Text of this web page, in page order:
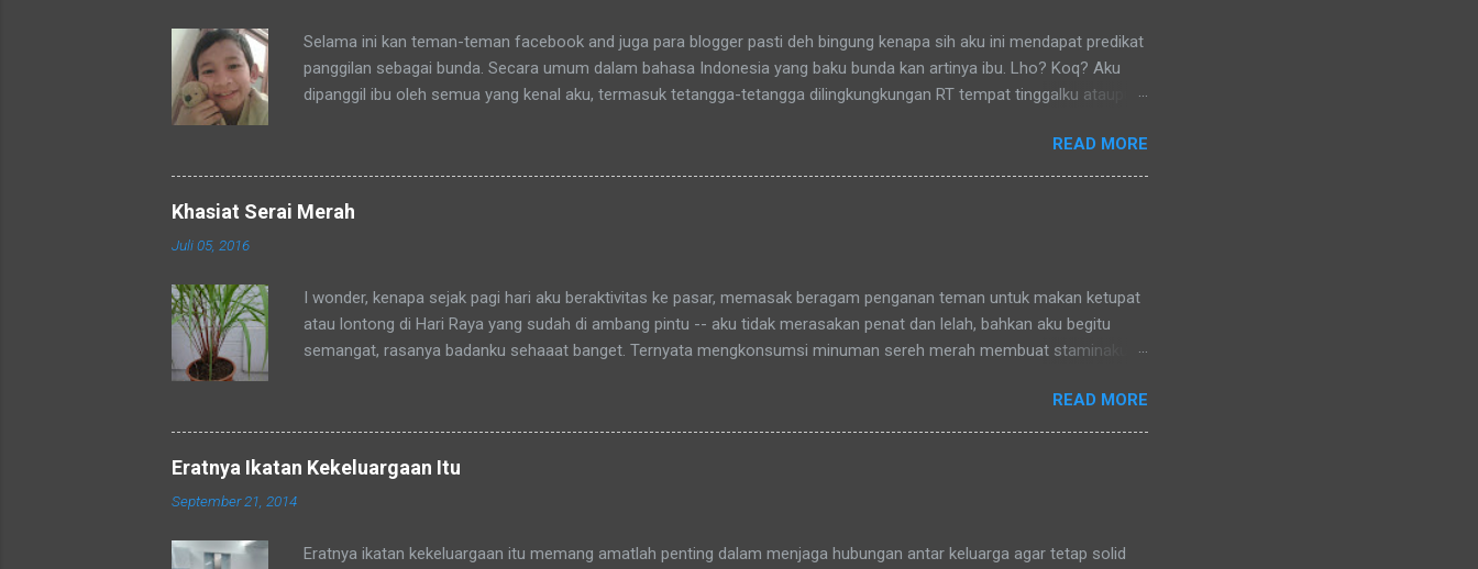
Selama ini kan teman-teman facebook and juga para blogger pasti deh bingung kenapa sih aku ini mendapat predikat
panggilan sebagai bunda. Secara umum dalam bahasa Indonesia yang baku bunda kan artinya ibu. Lho? Koq? Aku
dipanggil ibu oleh semua yang kenal aku, termasuk tetangga-tetangga dilingkungkungan RT tempat tinggalku ataupun
ditempat tinggal anakku yaitu Green Bintaro Residence. Para ojeckers (yang udah kenal tentunya) pun memanggilku
dengan sebutan bunda. Sebenarnya ada cerita yang khusus kenapa akhirnya semua yang kenal denganku
mengenalku dengan sebutan bunda , sampai-sampai Pak RT dilingkungan pun terkadang memanggilku dengan
READ MORE
Khasiat Serai Merah
Juli 05, 2016
I wonder, kenapa sejak pagi hari aku beraktivitas ke pasar, memasak beragam penganan teman untuk makan ketupat
atau lontong di Hari Raya yang sudah di ambang pintu -- aku tidak merasakan penat dan lelah, bahkan aku begitu
semangat, rasanya badanku sehaaat banget. Ternyata mengkonsumsi minuman sereh merah membuat staminaku
READ MORE
Eratnya Ikatan Kekeluargaan Itu
September 21, 2014
Eratnya ikatan kekeluargaan itu memang amatlah penting dalam menjaga hubungan antar keluarga agar tetap solid